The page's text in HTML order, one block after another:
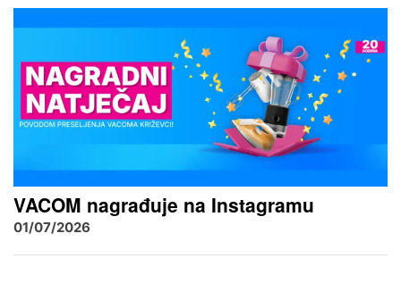
VACOM nagrađuje na Instagramu
01/07/2026